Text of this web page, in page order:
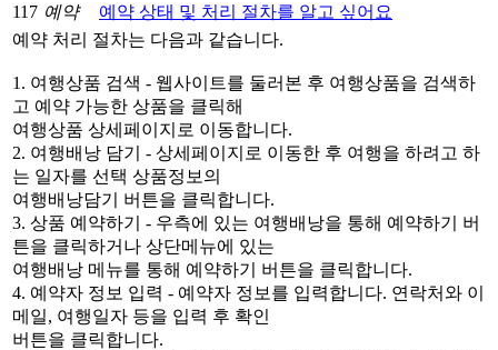
117 예약
예약 상태 및 처리 절차를 알고 싶어요
예약 처리 절차는 다음과 같습니다.
1. 여행상품 검색 - 웹사이트를 둘러본 후 여행상품을 검색하
고 예약 가능한 상품을 클릭해
여행상품 상세페이지로 이동합니다.
2. 여행배낭 담기 - 상세페이지로 이동한 후 여행을 하려고 하
는 일자를 선택 상품정보의
여행배낭담기 버튼을 클릭합니다.
3. 상품 예약하기 - 우측에 있는 여행배낭을 통해 예약하기 버
튼을 클릭하거나 상단메뉴에 있는
여행배낭 메뉴를 통해 예약하기 버튼을 클릭합니다.
4. 예약자 정보 입력 - 예약자 정보를 입력합니다. 연락처와 이
메일, 여행일자 등을 입력 후 확인
버튼을 클릭합니다.